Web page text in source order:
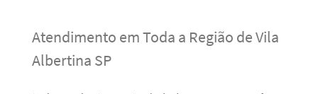
Atendimento em Toda a Região de Vila
Albertina SP